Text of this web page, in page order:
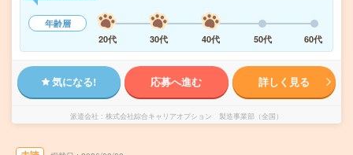
年齢層
20代
30代 40代 50代 60代
気になる! 応募へ進む 詳しく見る
派遣会社 株式会社綜合キャリアオプション 製造事業部（全国）